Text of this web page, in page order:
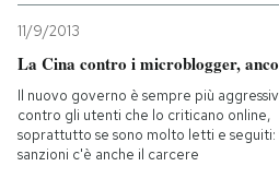
11/9/2013
La Cina contro i microblogger,
Il nuovo governo è sempre più
contro gli utenti che lo criticano online,
soprattutto se sono molto letti e seguiti:
sanzioni c'è anche il carcere